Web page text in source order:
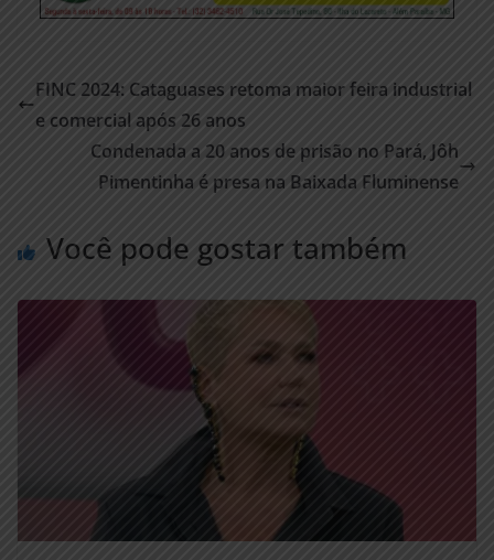
FINC 2024: Cataguases retoma maior feira industrial
e comercial após 26 anos
Condenada a 20 anos de prisão no Pará, Jôh
Pimentinha é presa na Baixada Fluminense
Você pode gostar também